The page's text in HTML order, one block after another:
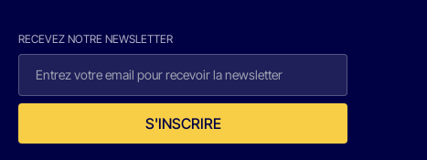
RECEVEZ NOTRE NEWSLETTER
S'INSCRIRE